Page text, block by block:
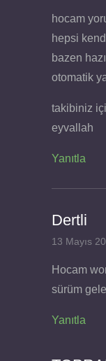
hocam
hepsi
bazen
otomatik
takibiniz
eyvallah
Yanıtla
Dertli
13 Mayıs
Hocam
sürüm
Yanıtla